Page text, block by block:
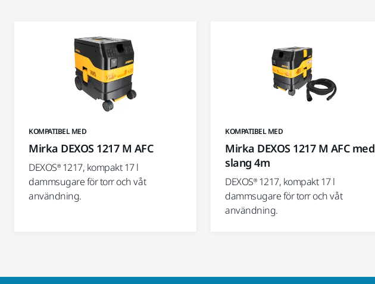
KOMPATIBEL MED
Mirka DEXOS 1217 M AFC
DEXOS® 1217, kompakt 17 l
dammsugare för torr och våt
användning.
KOMPATIBEL MED
Mirka DEXOS 1217 M AFC med
slang 4m
DEXOS® 1217, kompakt 17 l
dammsugare för torr och våt
användning.